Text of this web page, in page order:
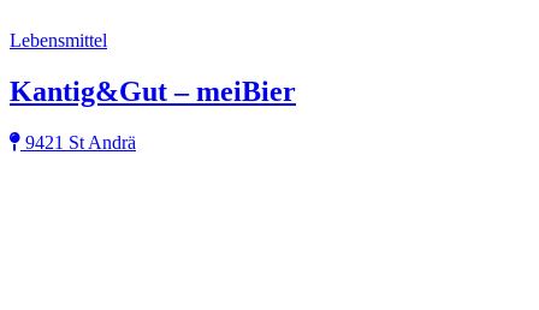
Lebensmittel
Kantig&Gut – meiBier
9421 St Andrä